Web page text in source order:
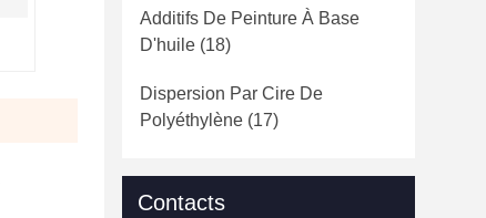
Additifs De Peinture À Base
D'huile (18)
Dispersion Par Cire De
Polyéthylène (17)
Contacts